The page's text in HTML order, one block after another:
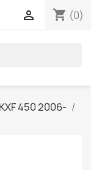
shopping_cart (0)

KXF 450 2006-